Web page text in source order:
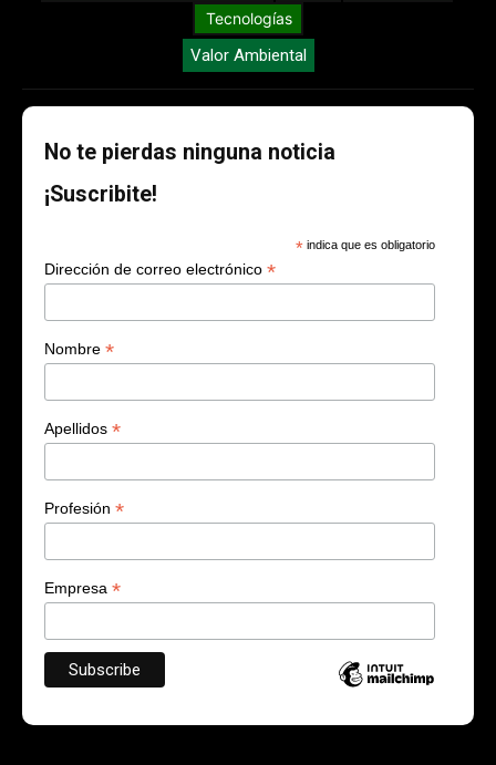
Tecnologías
Valor Ambiental
No te pierdas ninguna noticia
¡Suscribite!
* indica que es obligatorio
Dirección de correo electrónico *
Nombre *
Apellidos *
Profesión *
Empresa *